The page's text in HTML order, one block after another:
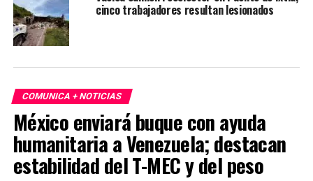
cinco trabajadores resultan lesionados
COMUNICA + NOTICIAS
México enviará buque con ayuda
humanitaria a Venezuela; destacan
estabilidad del T-MEC y del peso